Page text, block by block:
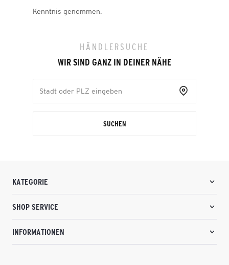
Kenntnis genommen.
HÄNDLERSUCHE
WIR SIND GANZ IN DEINER NÄHE
SUCHEN
KATEGORIE
SHOP SERVICE
INFORMATIONEN